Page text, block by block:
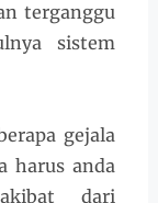
terganggu
sistem
gejala
harus anda
dari